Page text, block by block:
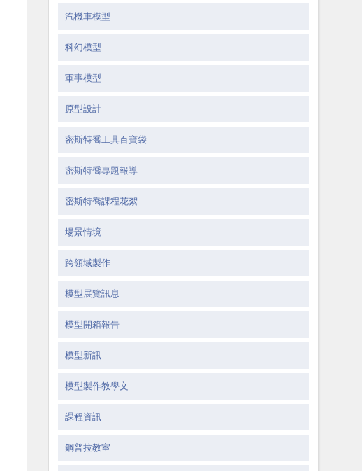
汽機車模型
科幻模型
軍事模型
原型設計
密斯特喬工具百寶袋
密斯特喬專題報導
密斯特喬課程花絮
場景情境
跨領域製作
模型展覽訊息
模型開箱報告
模型新訊
模型製作教學文
課程資訊
鋼普拉教室